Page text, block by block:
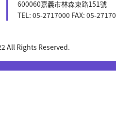
600060嘉義市林森東路151號
TEL: 05-2717000 FAX: 05-
All Rights Reserved.